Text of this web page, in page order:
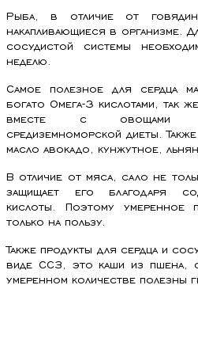
Рыба, в отличие от
накапливающиеся в организме.
сосудистой системы
неделю.
Самое полезное для сердца
богато Омега-3 кислотами, так
вместе с овощами
средиземноморской диеты.
масло авокадо, кунжутное,
В отличие от мяса, сало не
защищает его благодаря
кислоты. Поэтому умеренное
только на пользу.
Также продукты для сердца и
виде ССЗ, это каши из пшена,
умеренном количестве полезны